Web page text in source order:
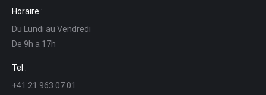
opens
in
new
window
opens
in
new
in
in
Horaire :
Du Lundi au Vendredi
De 9h a 17h
Tel :
+41 21 963 07 01